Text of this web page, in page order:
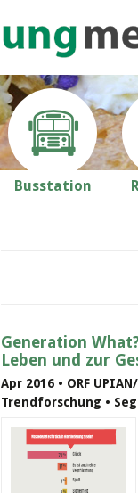
Busstation
Generation
Leben und zur
Apr 2016 • ORF
Trendforschung •